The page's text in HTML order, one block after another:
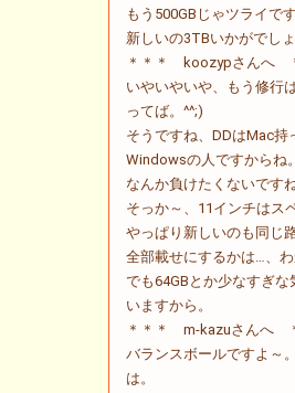
もう500GBじゃツライで
新しいの3TBいかがでし
＊＊＊ koozypさんへ
いやいやいや、もう修行
ってば。^^;)
そうですね、DDはMac持
Windowsの人ですからね。
なんか負けたくないです
そっか～、11インチはス
やっぱり新しいのも同じ
全部載せにするかは…、わ
でも64GBとか少なすぎな
いますから。
＊＊＊ m-kazuさんへ
バランスボールですよ～
は。